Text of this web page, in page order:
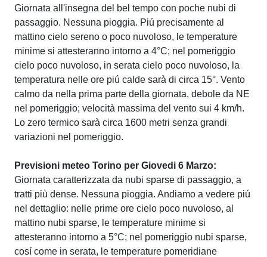
Giornata all'insegna del bel tempo con poche nubi di
passaggio. Nessuna pioggia. Piú precisamente al
mattino cielo sereno o poco nuvoloso, le temperature
minime si attesteranno intorno a 4°C; nel pomeriggio
cielo poco nuvoloso, in serata cielo poco nuvoloso, la
temperatura nelle ore piú calde sarà di circa 15°. Vento
calmo da nella prima parte della giornata, debole da NE
nel pomeriggio; velocità massima del vento sui 4 km/h.
Lo zero termico sarà circa 1600 metri senza grandi
variazioni nel pomeriggio.
Previsioni meteo Torino per Giovedi 6 Marzo:
Giornata caratterizzata da nubi sparse di passaggio, a
tratti più dense. Nessuna pioggia. Andiamo a vedere piú
nel dettaglio: nelle prime ore cielo poco nuvoloso, al
mattino nubi sparse, le temperature minime si
attesteranno intorno a 5°C; nel pomeriggio nubi sparse,
cosí come in serata, le temperature pomeridiane